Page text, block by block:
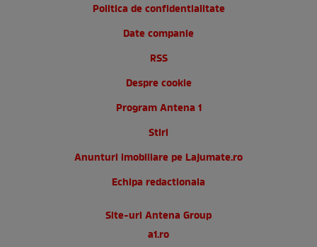
Politica de confidentialitate
Date companie
RSS
Despre cookie
Program Antena 1
Stiri
Anunturi imobiliare pe Lajumate.ro
Echipa redactionala
Site-uri Antena Group
a1.ro